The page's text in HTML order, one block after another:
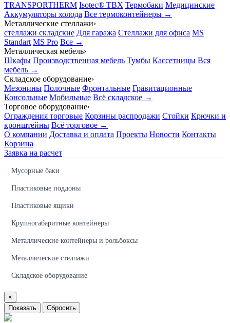
TRANSPORTHERM Isotec® TBX Термобаки Медицинские
Аккумуляторы холода Все термоконтейнеры →
Металлические стеллажи›
стеллажи складские Для гаража Стеллажи для офиса MS
Standart MS Pro Все →
Металлическая мебель›
Шкафы Производственная мебель Тумбы Кассетницы Вся
мебель →
Складское оборудование›
Мезонины Полочные Фронтальные Гравитационные
Консольные Мобильные Всё складское →
Торговое оборудование›
Ограждения торговые Корзины распродажи Стойки Крючки и
кронштейны Всё торговое →
О компании Доставка и оплата Проекты Новости Контакты
Корзина
Заявка на расчет
Мусорные баки
Пластиковые поддоны
Пластиковые ящики
Крупногабаритные контейнеры
Металлические контейнеры и рольбоксы
Металлические стеллажи
Складское оборудование
×
Показать
Сбросить